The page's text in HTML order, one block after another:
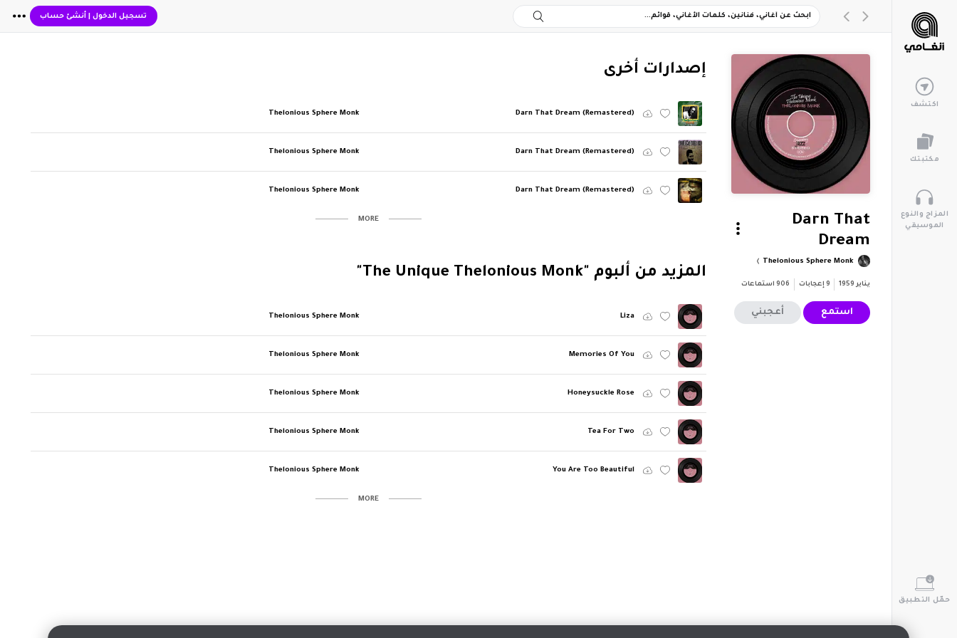
تسجيل الدخول| أنشئ حساب
اكتشف
مكتبتك
المزاج والنوع
الموسيقي
حمّل التطبيق
Darn That
Dream
Thelonious Sphere Monk
يناير 1959 9 إعجابات 906 استماعات
استمع أعجبني
‏إصدارات أخرى
Darn That Dream (Remastered)
Thelonious Sphere Monk
Darn That Dream (Remastered)
Thelonious Sphere Monk
Darn That Dream (Remastered)
Thelonious Sphere Monk
MORE
‏المزيد من ألبوم "The Unique Thelonious Monk"
Liza
Thelonious Sphere Monk
Memories Of You
Thelonious Sphere Monk
Honeysuckle Rose
Thelonious Sphere Monk
Tea For Two
Thelonious Sphere Monk
You Are Too Beautiful
Thelonious Sphere Monk
MORE